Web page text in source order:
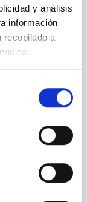
y análisis
información
recopilado a
Teide
recibiera
de
de